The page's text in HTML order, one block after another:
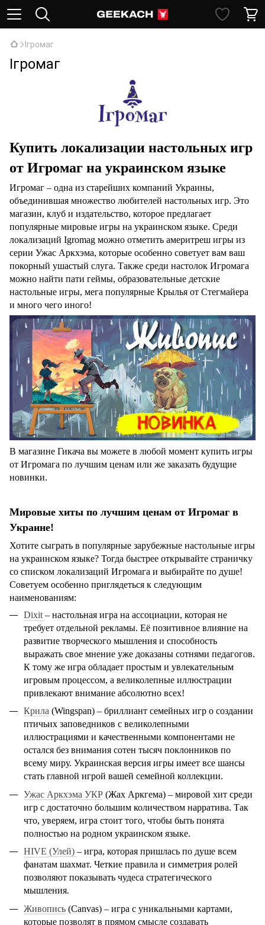
Ігромаг
Ігромаг
Купить локализации настольных игр
от Игромаг на украинском языке
Игромаг – одна из старейших компаний Украины,
объединившая множество любителей настольных игр. Это
магазин, клуб и издательство, которое предлагает
популярные мировые игры на украинском языке. Среди
локализаций Igromag можно отметить америтреш игры из
серии Ужас Аркхэма, которые особенно советует вам ваш
покорный ушастый слуга. Также среди настолок Игромага
можно найти пати геймы, образовательные детские
настольные игры, мега популярные Крылья от Стегмайера
и много чего иного!
В магазине Гикача вы можете в любой момент купить игры
от Игромага по лучшим ценам или же заказать будущие
новинки.
Мировые хиты по лучшим ценам от Игромаг в
Украине!
Хотите сыграть в популярные зарубежные настольные игры
на украинском языке? Тогда быстрее открывайте страничку
со списком локализаций Игромага и выбирайте по душе!
Советуем особенно приглядеться к следующим
наименованиям:
Dixit – настольная игра на ассоциации, которая не
требует отдельной рекламы. Её позитивное влияние на
развитие творческого мышления и способность
выражать свое мнение уже доказаны сотнями педагогов.
К тому же игра обладает простым и увлекательным
игровым процессом, а великолепные иллюстрации
привлекают внимание абсолютно всех!
Крила (Wingspan) – бриллиант семейных игр о создании
птичьих заповедников с великолепными
иллюстрациями и качественными компонентами не
остался без внимания сотен тысяч поклонников по
всему миру. Украинская версия игры имеет все шансы
стать главной игрой вашей семейной коллекции.
Ужас Аркхэма УКР (Жах Аркгема) – мировой хит среди
игр с достаточно большим количеством нарратива. Так
что, уверяем, игра стоит того, чтобы быть понята
полностью на родном украинском языке.
HIVE (Улей) – игра, которая пришлась по душе всем
фанатам шахмат. Четкие правила и симметрия ролей
позволяют показывать чудеса стратегического
мышления.
Живопись (Canvas) – игра с уникальными картами,
которые позволят в прямом смысле создавать